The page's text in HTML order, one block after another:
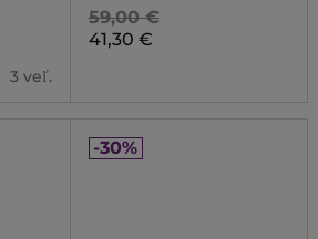
3 veľ.
59,00 €
41,30 €
-30%